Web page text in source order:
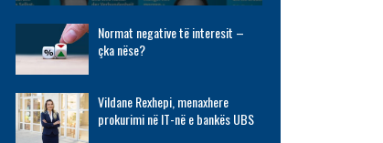
Normat negative të interesit –
çka nëse?
Vildane Rexhepi, menaxhere
prokurimi në IT-në e bankës UBS